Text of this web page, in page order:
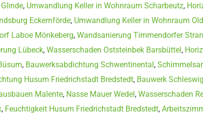
, Umwandlung Keller in Wohnraum Scharbeutz,
Eckernförde, Umwandlung Keller in Wohnraum
Laboe Mönkeberg, Wandsanierung Timmendorfer
Lübeck, Wasserschaden Oststeinbek Barsbüttel,
, Bauwerksabdichtung Schwentinental,
Husum Friedrichstadt Bredstedt, Bauwerk
Malente, Nasse Mauer Wedel, Wasserschaden
, Feuchtigkeit Husum Friedrichstadt Bredstedt,